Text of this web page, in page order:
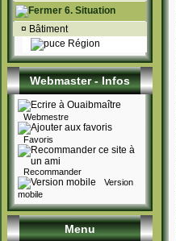
6. Situation
¤ Bâtiment
Région
Webmaster - Infos
Webmestre
Favoris
Recommander
Version
mobile
Menu